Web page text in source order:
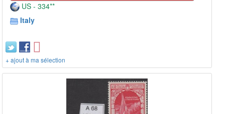
US - 334**
Italy
+ ajout à ma sélection